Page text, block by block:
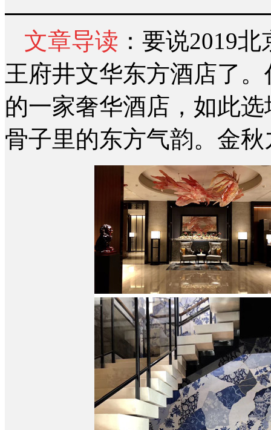
文章导读 ：要说2019
王府井文华东方酒店了
的一家奢华酒店，如此
骨子里的东方气韵。金